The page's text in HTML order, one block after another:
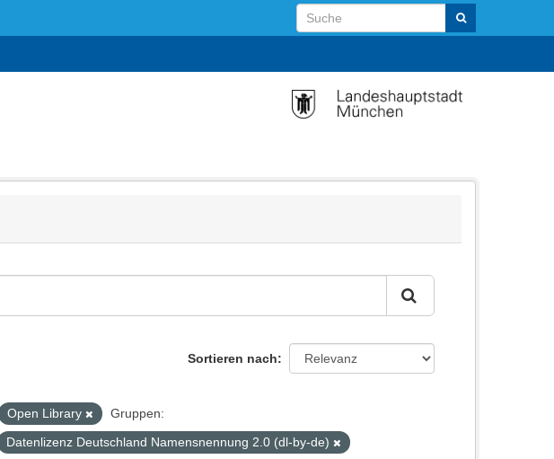
Sortieren nach
Open Library
Gruppen:
Datenlizenz Deutschland Namensnennung 2.0 (dl-by-de)